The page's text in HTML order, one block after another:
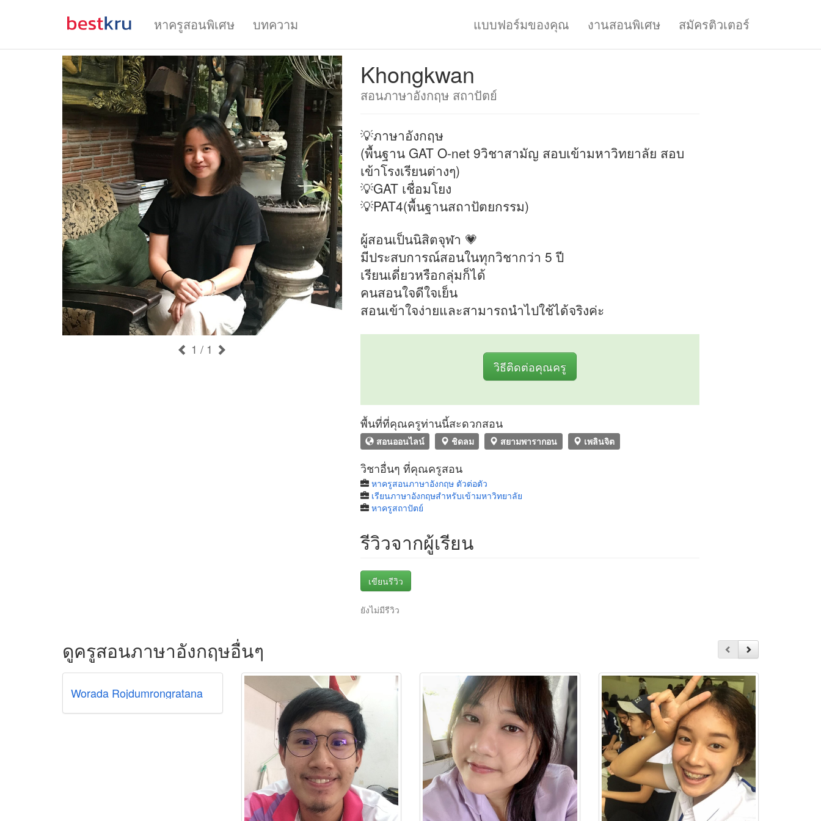
หาครูสอนพิเศษ บทความ แบบฟอร์มของคุณ งานสอนพิเศษ สมัครติวเตอร์
1 / 1
Khongkwan
สอนภาษาอังกฤษ สถาปัตย์
💡ภาษาอังกฤษ
(พื้นฐาน GAT O-net 9วิชาสามัญ สอบเข้ามหาวิทยาลัย สอบ
เข้าโรงเรียนต่างๆ)
💡GAT เชื่อมโยง
💡PAT4(พื้นฐานสถาปัตยกรรม)
ผู้สอนเป็นนิสิตจุฬา 💗
มีประสบการณ์สอนในทุกวิชากว่า 5 ปี
เรียนเดี่ยวหรือกลุ่มก็ได้
คนสอนใจดีใจเย็น
สอนเข้าใจง่ายและสามารถนำไปใช้ได้จริงค่ะ
วิธีติดต่อคุณครู
พื้นที่ที่คุณครูท่านนี้สะดวกสอน
สอนออนไลน์ ชิดลม สยามพารากอน เพลินจิต
วิชาอื่นๆ ที่คุณครูสอน
หาครูสอนภาษาอังกฤษ ตัวต่อตัว
เรียนภาษาอังกฤษสำหรับเข้ามหาวิทยาลัย
หาครูสถาปัตย์
รีวิวจากผู้เรียน
เขียนรีวิว
ยังไม่มีรีวิว
ดูครูสอนภาษาอังกฤษอื่นๆ
Worada Rojdumrongratana